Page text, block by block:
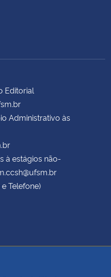
Editorial
Administrativo às
à estágios não-
Telefone)